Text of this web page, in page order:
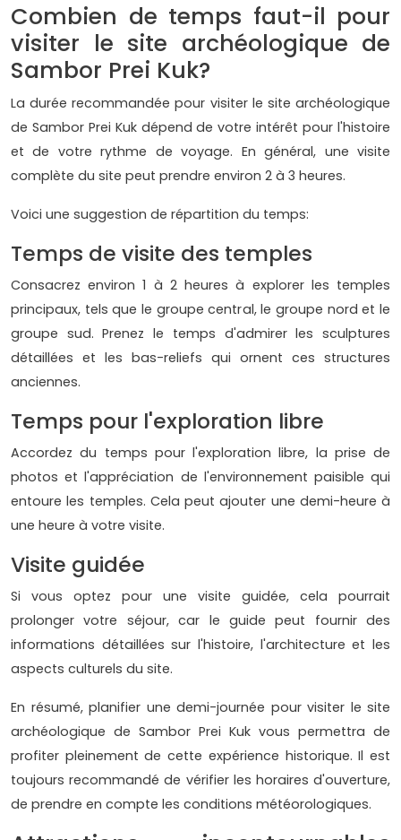
Combien de temps faut-il pour
visiter le site archéologique de
Sambor Prei Kuk?
La durée recommandée pour visiter le site archéologique
de Sambor Prei Kuk dépend de votre intérêt pour l'histoire
et de votre rythme de voyage. En général, une visite
complète du site peut prendre environ 2 à 3 heures.
Voici une suggestion de répartition du temps:
Temps de visite des temples
Consacrez environ 1 à 2 heures à explorer les temples
principaux, tels que le groupe central, le groupe nord et le
groupe sud. Prenez le temps d'admirer les sculptures
détaillées et les bas-reliefs qui ornent ces structures
anciennes.
Temps pour l'exploration libre
Accordez du temps pour l'exploration libre, la prise de
photos et l'appréciation de l'environnement paisible qui
entoure les temples. Cela peut ajouter une demi-heure à
une heure à votre visite.
Visite guidée
Si vous optez pour une visite guidée, cela pourrait
prolonger votre séjour, car le guide peut fournir des
informations détaillées sur l'histoire, l'architecture et les
aspects culturels du site.
En résumé, planifier une demi-journée pour visiter le site
archéologique de Sambor Prei Kuk vous permettra de
profiter pleinement de cette expérience historique. Il est
toujours recommandé de vérifier les horaires d'ouverture,
de prendre en compte les conditions météorologiques.